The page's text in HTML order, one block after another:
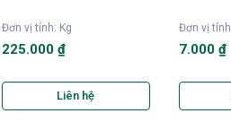
Đơn vị tính: Kg
225.000 ₫
Liên hệ
Đơn vị tính
7.000 ₫